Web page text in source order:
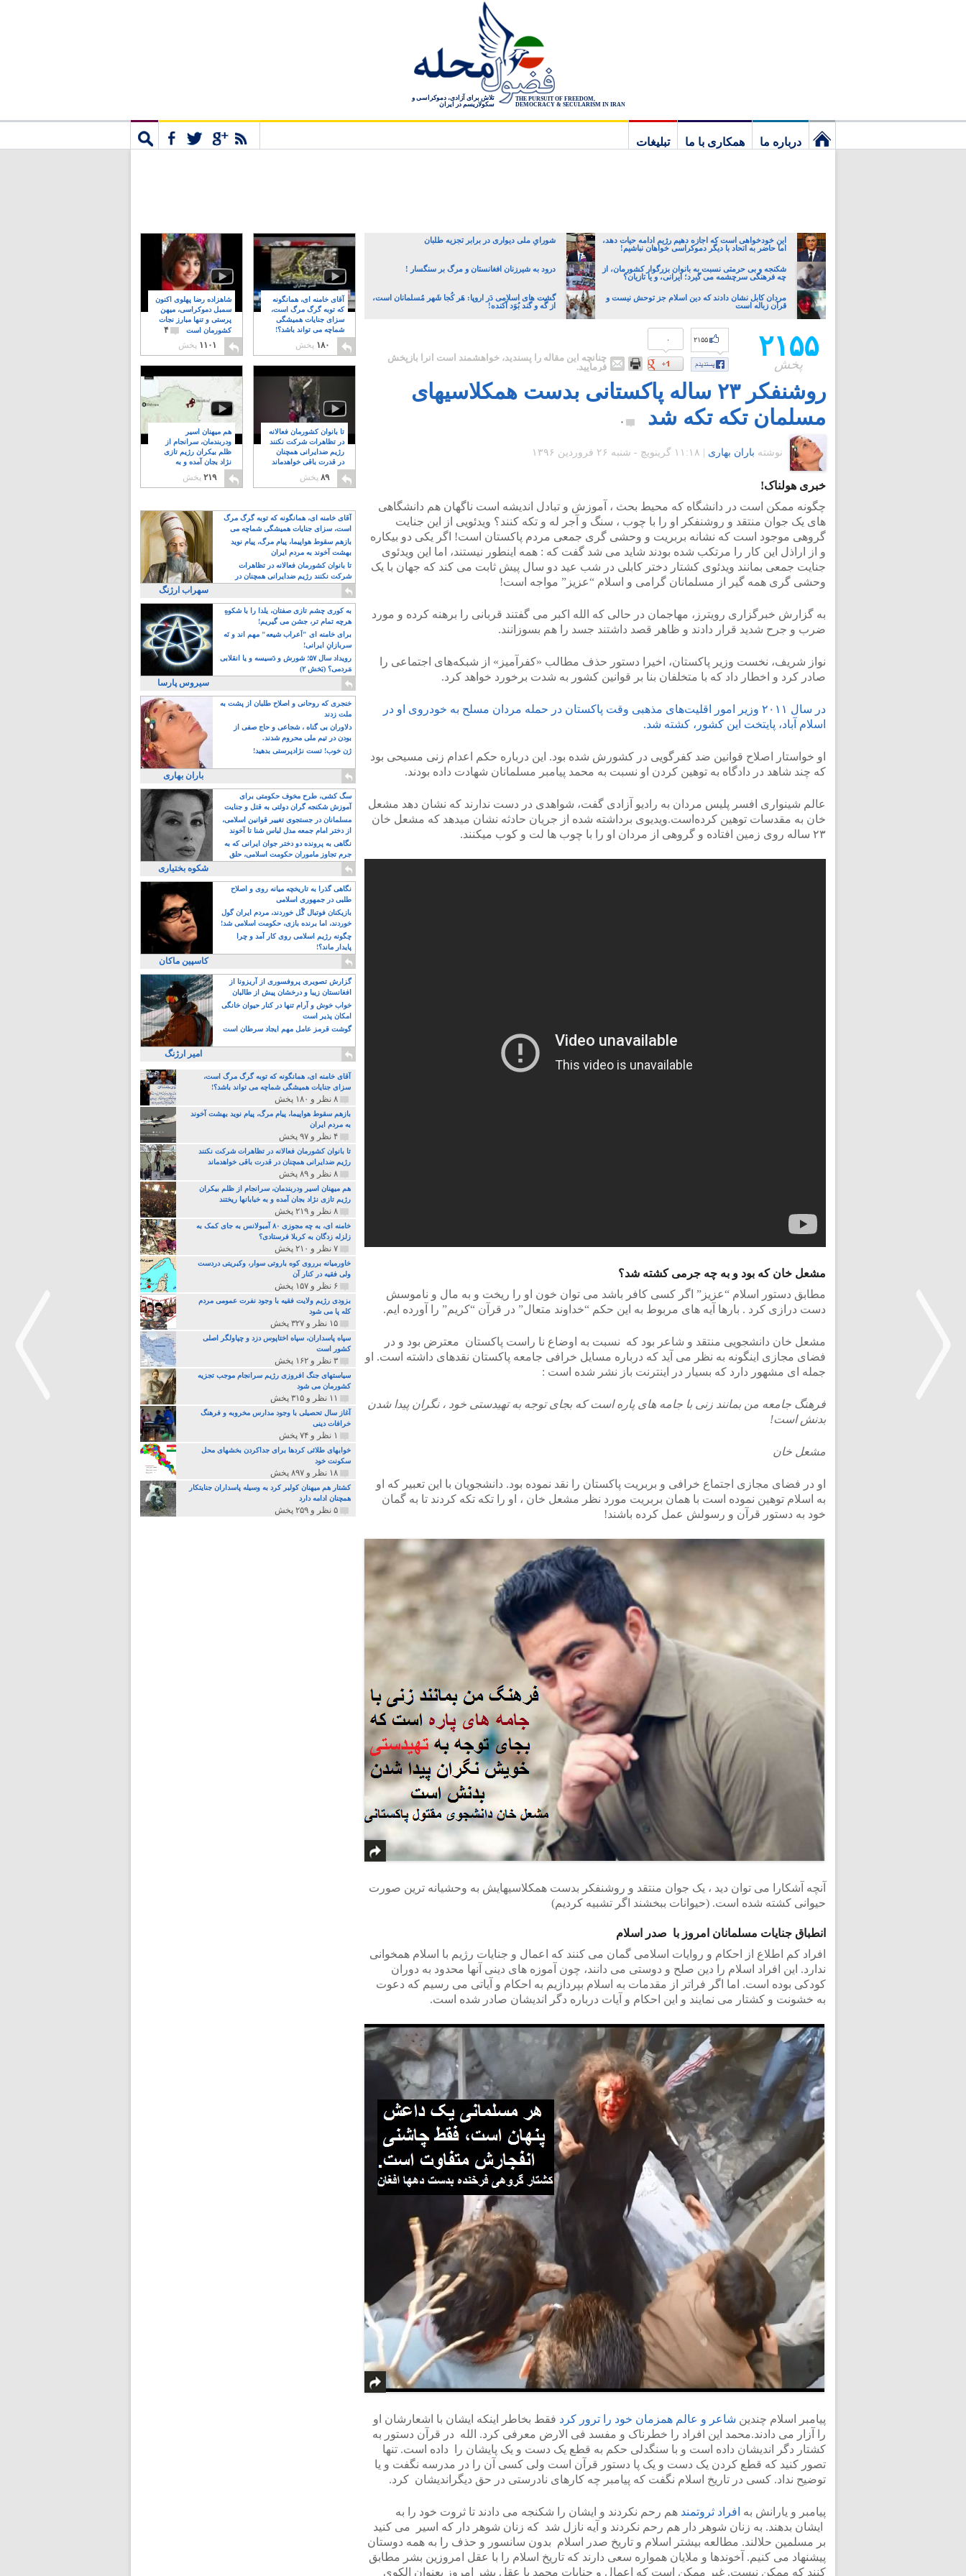
THE PURSUIT OF FREEDOM,
DEMOCRACY & SECULARISM IN IRAN
تلاش برای آزادی، دموکراسی و
سکولاریسم در ایران
درباره ما همکاری با ما
تبلیغات
این خودخواهی است که اجازه دهیم رژیم ادامه حیات دهد،
اما حاضر به اتحاد با دیگر دموکراسی خواهان نباشیم!
شورایِ ملی دیواری در برابر تجزیه طلبان
شکنجه و بی حرمتی نسبت به بانوان بزرگوار کشورمان، از
چه فرهنگی سرچشمه می گیرد؛ ایرانی، و یا تازیان؟
درود به شیرزنان افغانستان و مرگ بر سنگسار !
مردان کابل نشان دادند که دین اسلام جز توحش نیست و
قرآن زباله است
گشت های اسلامی دَر اروپا: هَر کُجا شَهر مُسلمانان است،
از گُه و گند بُوَد آکنده!
۲۱۵۵
پخش
۰ ۲۱۵۵
چنانچه این مقاله را پسندید، خواهشمند است آنرا بازپخش
فرمایید.
روشنفکر ۲۳ ساله پاکستانی بدست همکلاسیهای
مسلمان تکه تکه شد
۰
نوشته باران بهاری ۱۱:۱۸ گرينويچ - شنبه ۲۶ فروردین ۱۳۹۶
خبری هولناک!
چگونه ممکن است در دانشگاه که محیط بحث ، آموزش و تبادل اندیشه است ناگهان هم دانشگاهی
های یک جوان منتقد و روشنفکر او را با چوب ، سنگ و آجر له و تکه کنند؟ ویدئویی از این جنایت
گروهی موجود است که نشانه بربریت و وحشی گری جمعی مردم پاکستان است! اگر یکی دو بیکاره
و از اراذل این کار را مرتکب شده بودند شاید می شد گفت که : همه اینطور نیستند، اما این ویدئوی
جنایت جمعی بمانند ویدئوی کشتار دختر کابلی در شب عید دو سال پیش ثابت می کند که جهان با یک
وحشی گری همه گیر از مسلمانان گرامی و اسلام “عزیز” مواجه است!
به گزارش خبرگزاری رویترز، مهاجمان در حالی که الله اکبر می گفتند قربانی را برهنه کرده و مورد
ضرب و جرح شدید قرار دادند و ظاهر قصد داشتند جسد را هم بسوزانند.
نواز شریف، نخست وزیر پاکستان، اخیرا دستور حذف مطالب «کفرآمیز» از شبکه‌های اجتماعی را
صادر کرد و اخطار داد که با متخلفان بنا بر قوانین کشور به شدت برخورد خواهد کرد.
در سال ۲۰۱۱ وزیر امور اقلیت‌های مذهبی وقت پاکستان در حمله مردان مسلح به خودروی او در
اسلام آباد، پایتخت این کشور، کشته شد.
او خواستار اصلاح قوانین ضد کفرگویی در کشورش شده بود. این درباره حکم اعدام زنی مسیحی بود
که چند شاهد در دادگاه به توهین کردن او نسبت به محمد پیامبر مسلمانان شهادت داده بودند.
عالم شینواری افسر پلیس مردان به رادیو آزادی گفت، شواهدی در دست ندارند که نشان دهد مشعل
خان به مقدسات توهین کرده‌است.ویدیوی برداشته شده از جریان حادثه نشان میدهد که مشعل خان
۲۳ ساله روی زمین افتاده و گروهی از مردان او را با چوب‎ ها لت و کوب می‎کنند.
مشعل خان که بود و به چه جرمی کشته شد؟
مطابق دستور اسلام “عزیز” اگر کسی کافر باشد می توان خون او را ریخت و به مال و ناموسش
دست درازی کرد . بارها آیه های مربوط به این حکم “خداوند متعال” در قرآن “کریم” را آورده ایم.
مشعل خان دانشجویی منتقد و شاعر بود که نسبت به اوضاع نا راست پاکستان معترض بود و در
فضای مجازی اینگونه به نظر می آید که درباره مسایل خرافی جامعه پاکستان نقدهای داشته است. او
جمله ای مشهور دارد که بسیار در اینترنت باز نشر شده است :
فرهنگ جامعه من بمانند زنی با جامه های پاره است که بجای توجه به تهیدستی خود ، نگران پیدا شدن
بدنش است!
مشعل خان
او در فضای مجازی اجتماع خرافی و بربریت پاکستان را نقد نموده بود. دانشجویان با این تعبیر که او
به اسلام توهین نموده است با همان بربریت مورد نظر مشعل خان ، او را تکه تکه کردند تا به گمان
خود به دستور قرآن و رسولش عمل کرده باشند!
آنچه آشکارا می توان دید ، یک جوان منتقد و روشنفکر بدست همکلاسیهایش به وحشیانه ترین صورت
حیوانی کشته شده است. (حیوانات ببخشند اگر تشبیه کردیم)
انطباق جنایات مسلمانان امروز با صدر اسلام
افراد کم اطلاع از احکام و روایات اسلامی گمان می کنند که اعمال و جنایات رژیم با اسلام همخوانی
ندارد. این افراد اسلام را دین صلح و دوستی می دانند، چون آموزه های دینی آنها محدود به دوران
کودکی بوده است. اما اگر فراتر از مقدمات به اسلام بپردازیم به احکام و آیاتی می رسیم که دعوت
به خشونت و کشتار می نمایند و این احکام و آیات درباره دگر اندیشان صادر شده است.
پیامبر اسلام چندین شاعر و عالم همزمان خود را ترور کرد فقط بخاطر اینکه ایشان با اشعارشان او
را آزار می دادند.محمد این افراد را خطرناک و مفسد فی الارض معرفی کرد. الله در قرآن دستور به
کشتار دگر اندیشان داده است و با سنگدلی حکم به قطع یک دست و یک پایشان را داده است. تنها
تصور کنید که قطع کردن یک دست و یک پا دستور قرآن است ولی کسی آن را در مدرسه نگفت و یا
توضیح نداد. کسی در تاریخ اسلام نگفت که پیامبر چه کارهای نادرستی در حق دیگراندیشان کرد.
پیامبر و یارانش به افراد ثروتمند هم رحم نکردند و ایشان را شکنجه می دادند تا ثروت خود را به
ایشان بدهند. به زنان شوهر دار هم رحم نکردند و آیه نازل شد که زنان شوهر دار که اسیر می کنید
بر مسلمین حلالند. مطالعه بیشتر اسلام و تاریخ صدر اسلام بدون سانسور و حذف را به همه دوستان
پیشنهاد می کنیم. آخوندها و ملایان همواره سعی دارند که تاریخ اسلام را با عقل امروزین بشر مطابق
کنند که ممکن نیست. غیر ممکن است که اعمال و جنایات محمد با عقل بشر امروز بعنوان الکوی
شاهزاده رضا پهلوی اکنون
سمبل دموکراسی، میهن
پرستی و تنها مبارز نجات
کشورمان است
۴
۱۱۰۱ پخش
آقای خامنه ای، همانگونه
که توبه گرگ مرگ است،
سزای جنایات همیشگی
شماچه می تواند باشد؟!
۸
۱۸۰ پخش
هم میهنان اسیر
ودربندمان، سرانجام از
ظلم بیکران رژیم تازی
نژاد بجان آمده و به
۲۱۹ پخش
تا بانوان کشورمان فعالانه
در تظاهرات شرکت نکنند
رژیم ضدایرانی همچنان
در قدرت باقی خواهدماند
۸
۸۹ پخش
آقای خامنه ای، همانگونه که توبه گرگ مرگ
است، سزای جنایات همیشگی شماچه می
تواند باشد؟!
بازهم سقوط هواپیما، پیام مرگ، پیام نوید
بهشت آخوند به مردم ایران
تا بانوان کشورمان فعالانه در تظاهرات
شرکت نکنند رژیم ضدایرانی همچنان در
قدرت باقی خواهدماند
سهراب ارژنگ
به کوری چشم تازی صفتان، یلدا را با شکوهِ
هرچه تمام تر، جشن می گیریم!
برای خامنه ای "اَعراب شیعه" مهم اند و نَه
سربازانِ ایرانی!
رویداد سال ۵۷؛ شورش و دَسیسه و یا انقلابی
مَردمی؟ (بَخش ۲)
سیروس پارسا
خنجری که روحانی و اصلاح طلبان از پشت به
ملت زدند
دلاوران بی گناه ، شجاعی و حاج صفی از
بودن در تیم ملی محروم شدند.
ژن خوب! تست نژادپرستی بدهید!
باران بهاری
سگ کشی، طرح مخوف حکومتی برای
آموزش شکنجه گران دولتی به قتل و جنایت
بیشتر
مسلمانان در جستجوی تغییر قوانین اسلامی،
از دختر امام جمعه مدل لباس شنا تا آخوند
مسلمان همجنسگرا!
نگاهی به پرونده دو دختر جوان ایرانی که به
جرم تجاوز ماموران حکومت اسلامی، حلق
آویز شدند!
شکوه بختیاری
نگاهی گذرا به تاریخچه میانه روی و اصلاح
طلبی در جمهوری اسلامی
بازیکنان فوتبال گًل خوردند، مردم ایران گول
خوردند، اما برنده بازی، حکومت اسلامی شد!
چگونه رژیم اسلامی روی کار آمد و چرا
پایدار ماند؟!
کاسپین ماکان
گزارش تصویری پروفسوری از آریزونا از
افغانستان زیبا و درخشان پیش از طالبان
خواب خوش و آرام تنها در کنار حیوان خانگی
امکان پذیر است
گوشت قرمز عامل مهم ایجاد سرطان است
امیر ارژنگ
آقای خامنه ای، همانگونه که توبه گرگ مرگ است،
سزای جنایات همیشگی شماچه می تواند باشد؟!
۸ نظر و ۱۸۰ پخش
بازهم سقوط هواپیما، پیام مرگ، پیام نوید بهشت آخوند
به مردم ایران
۴ نظر و ۹۷ پخش
تا بانوان کشورمان فعالانه در تظاهرات شرکت نکنند
رژیم ضدایرانی همچنان در قدرت باقی خواهدماند
۸ نظر و ۸۹ پخش
هم میهنان اسیر ودربندمان، سرانجام از ظلم بیکران
رژیم تازی نژاد بجان آمده و به خبابانها ریختند
۸ نظر و ۲۱۹ پخش
خامنه ای، به چه مجوزی ۸۰ آمبولانس به جای کمک به
زلزله زدگان به کربلا فرستادی؟
۷ نظر و ۲۱۰ پخش
خاورمیانه برروی کوه باروتی سوار، وکبریتی دردست
ولی فقیه در کنار آن
۶ نظر و ۱۵۷ پخش
بزودی رژیم ولایت فقیه با وجود نفرت عمومی مردم
کله پا می شود
۱۵ نظر و ۳۲۷ پخش
سپاه پاسداران، سپاه اختاپوس دزد و چپاولگر اصلی
کشور است
۳ نظر و ۱۶۲ پخش
سیاستهای جنگ افروزی رژیم سرانجام موجب تجزیه
کشورمان می شود
۱۱ نظر و ۳۱۵ پخش
آغاز سال تحصیلی با وجود مدارس مخروبه و فرهنگ
خرافات دینی
۱ نظر و ۷۴ پخش
خوابهای طلائی کردها برای جداکردن بخشهای محل
سکونت خود
۱۸ نظر و ۸۹۷ پخش
کشتار هم میهنان کولبر کرد به وسیله پاسداران جنایتکار
همچنان ادامه دارد
۵ نظر و ۲۵۹ پخش